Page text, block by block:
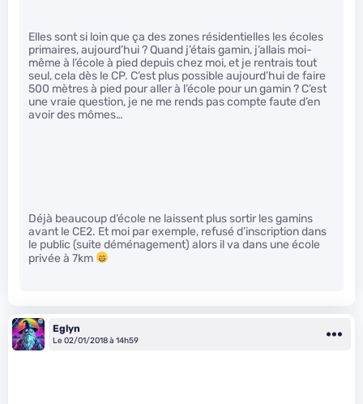
Elles sont si loin que ça des zones résidentielles les écoles
primaires, aujourd’hui ? Quand j’étais gamin, j’allais moi-
même à l’école à pied depuis chez moi, et je rentrais tout
seul, cela dès le CP. C’est plus possible aujourd’hui de faire
500 mètres à pied pour aller à l’école pour un gamin ? C’est
une vraie question, je ne me rends pas compte faute d’en
avoir des mômes…
Déjà beaucoup d’école ne laissent plus sortir les gamins
avant le CE2. Et moi par exemple, refusé d’inscription dans
le public (suite déménagement) alors il va dans une école
privée à 7km
Eglyn
Le 02/01/2018 à 14h59